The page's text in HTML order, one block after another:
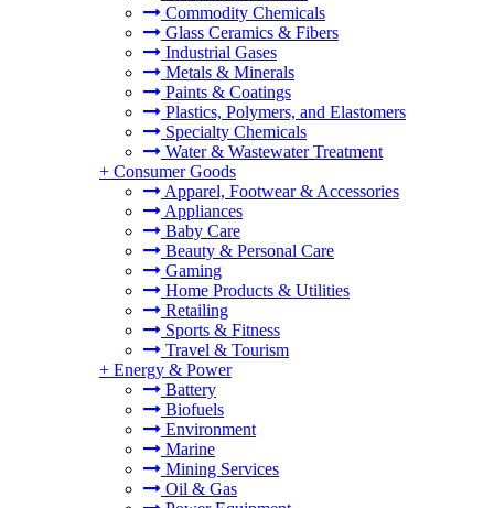
Commodity Chemicals
Glass Ceramics & Fibers
Industrial Gases
Metals & Minerals
Paints & Coatings
Plastics, Polymers, and Elastomers
Specialty Chemicals
Water & Wastewater Treatment
+ Consumer Goods
Apparel, Footwear & Accessories
Appliances
Baby Care
Beauty & Personal Care
Gaming
Home Products & Utilities
Retailing
Sports & Fitness
Travel & Tourism
+ Energy & Power
Battery
Biofuels
Environment
Marine
Mining Services
Oil & Gas